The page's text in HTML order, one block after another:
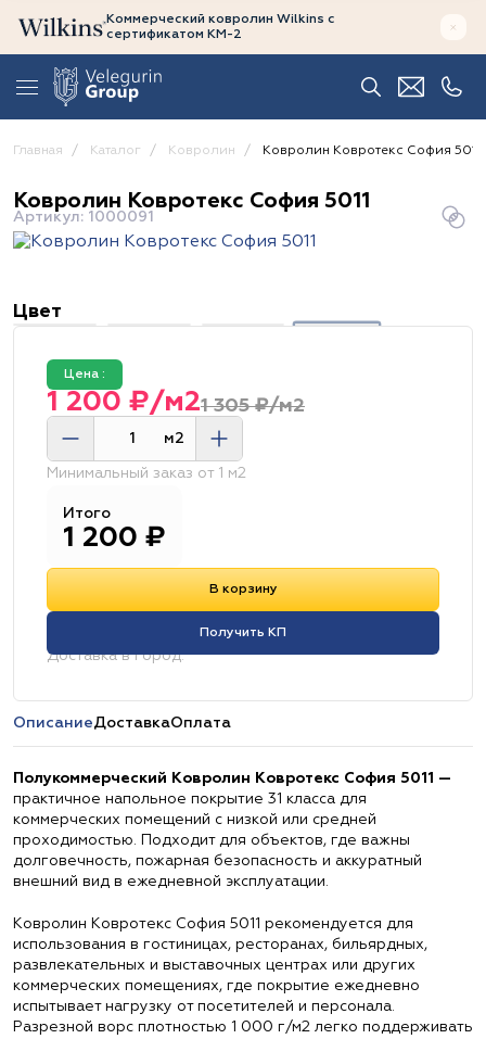
Коммерческий ковролин Wilkins с
сертификатом КМ-2
Главная Каталог Ковролин Ковролин Ковротекс София 5011
Ковролин Ковротекс София 5011
Артикул: 1000091
Цвет
Цена :
1 305 ₽/м2
1 200 ₽/м2
м2
Минимальный заказ от 1 м2
Итого
1 200 ₽
В корзину
Получить КП
Доставка в город:
ОписаниеДоставкаОплата
Полукоммерческий Ковролин Ковротекс София 5011 —
практичное напольное покрытие 31 класса для
коммерческих помещений с низкой или средней
проходимостью. Подходит для объектов, где важны
долговечность, пожарная безопасность и аккуратный
внешний вид в ежедневной эксплуатации.
Ковролин Ковротекс София 5011 рекомендуется для
использования в гостиницах, ресторанах, бильярдных,
развлекательных и выставочных центрах или других
коммерческих помещениях, где покрытие ежедневно
испытывает нагрузку от посетителей и персонала.
Разрезной ворс плотностью 1 000 г/м2 легко поддерживать